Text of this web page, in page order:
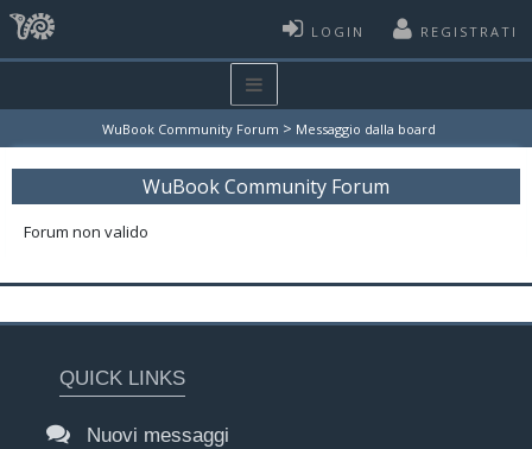
LOGIN REGISTRATI
WuBook Community Forum > Messaggio dalla board
WuBook Community Forum
Forum non valido
QUICK LINKS
Nuovi messaggi